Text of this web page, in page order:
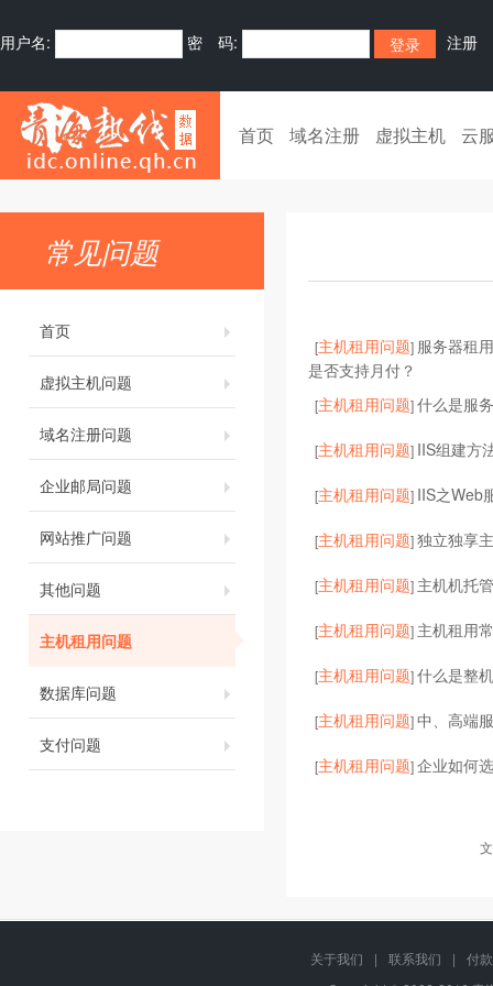
用户名: 密 码: 注册
首页 域名注册 虚拟主机 云
常见问题
首页
虚拟主机问题
域名注册问题
企业邮局问题
网站推广问题
其他问题
主机租用问题
数据库问题
支付问题
[主机租用问题] 服务器租
是否支持月付？
[主机租用问题]什么是服
[主机租用问题] IIS组建方
[主机租用问题] IIS之Web
[主机租用问题]独立独享
[主机租用问题] 主机机托
[主机租用问题] 主机租用
[主机租用问题]什么是整
[主机租用问题]中、高端
[主机租用问题]企业如何
关于我们 | 联系我们 |
付